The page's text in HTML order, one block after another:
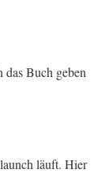
Buch geben
läuft. Hier